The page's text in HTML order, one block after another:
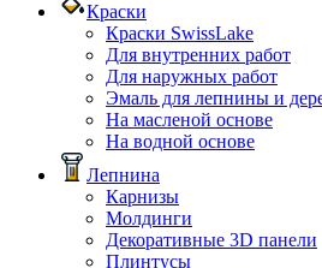
Краски
Краски SwissLake
Для внутренних работ
Для наружных работ
Эмаль для лепнины и
На масленой основе
На водной основе
Лепнина
Карнизы
Молдинги
Декоративные 3D панели
Плинтусы